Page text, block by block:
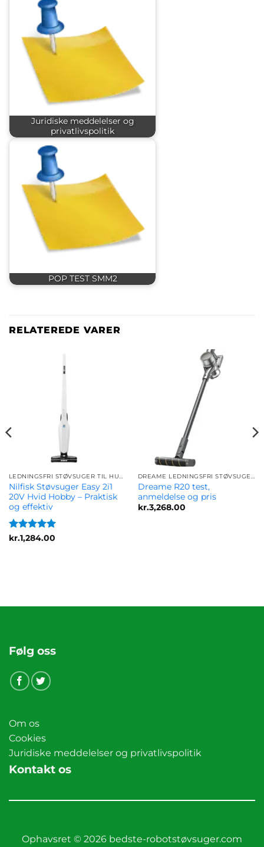
Juridiske meddelelser og
privatlivspolitik
POP TEST SMM2
RELATEREDE VARER
LEDNINGSFRI STØVSUGER TIL HUNDE- OG DYREHÅR - BEDSTE MODELLER
Nilfisk Støvsuger Easy 2i1
20V Hvid Hobby – Praktisk
og effektiv
Vurderet5
kr.1,284.00
DREAME LEDNINGSFRI STØVSUGERE – SAMMENLIGN MODELLER OG FIND DEN BEDSTE
Dreame R20 test,
anmeldelse og pris
kr.3,268.00
Følg oss
Om os
Cookies
Juridiske meddelelser og privatlivspolitik
Kontakt os
Ophavsret © 2026 bedste-robotstøvsuger.com